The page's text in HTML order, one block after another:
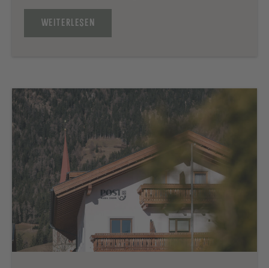
WEITERLESEN